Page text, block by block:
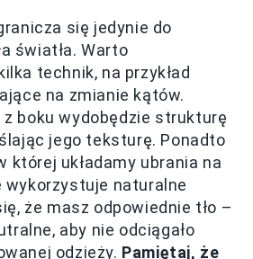
się jedynie do
światła. Warto
technik, na przykład
na zmianie kątów.
boku wydobędzie strukturę
jego teksturę. Ponadto
której układamy ubrania na
wykorzystuje naturalne
że masz odpowiednie tło –
aby nie odciągało
odzieży. Pamiętaj, że